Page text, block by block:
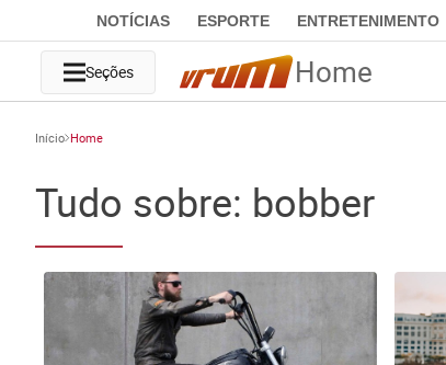
NOTÍCIAS ESPORTE ENTRETENIMENTO
Seções Home
Início Home
Tudo sobre: bobber